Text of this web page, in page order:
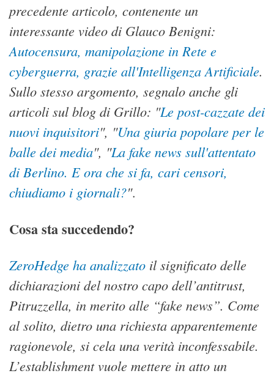
precedente articolo, contenente un
interessante video di Glauco Benigni:
Autocensura, manipolazione in Rete e
cyberguerra, grazie all'Intelligenza Artificiale.
Sullo stesso argomento, segnalo anche gli
articoli sul blog di Grillo: "Le post-cazzate dei
nuovi inquisitori", "Una giuria popolare per le
balle dei media", "La fake news sull'attentato
di Berlino. E ora che si fa, cari censori,
chiudiamo i giornali?".
Cosa sta succedendo?
ZeroHedge ha analizzato il significato delle
dichiarazioni del nostro capo dell’antitrust,
Pitruzzella, in merito alle “fake news”. Come
al solito, dietro una richiesta apparentemente
ragionevole, si cela una verità inconfessabile.
L’establishment vuole mettere in atto un